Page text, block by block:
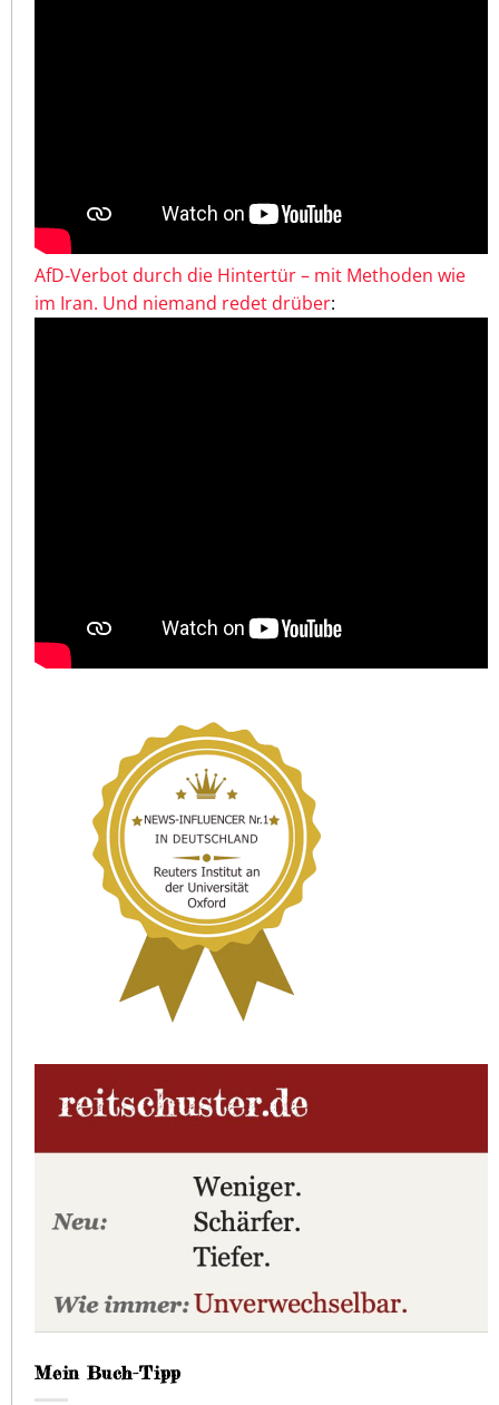
AfD-Verbot durch die Hintertür – mit Methoden wie
im Iran. Und niemand redet drüber:
Mein Buch-Tipp